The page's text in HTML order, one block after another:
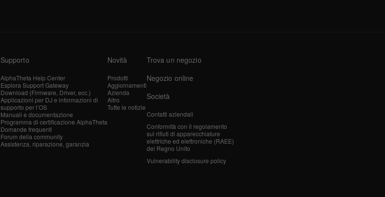
Supporto
AlphaTheta Help Center
Esplora Support Gateway
Download (Firmware, Driver, ecc.)
Applicazioni per DJ e informazioni di
supporto per l’OS
Manuali e documentazione
Programma di certificazione AlphaTheta
Domande frequenti
Forum della community
Assistenza, riparazione, garanzia
Novità
Prodotti
Aggiornamenti
Azienda
Altro
Tutte le notizie
Trova un negozio
Negozio online
Società
Contatti aziendali
Conformità con il regolamento
sui rifiuti di apparecchiature
elettriche ed elettroniche (RAEE)
del Regno Unito
Vulnerability disclosure policy